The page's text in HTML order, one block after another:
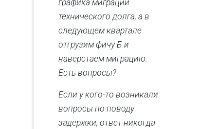
графика миграции
технического долга, а в
следующем квартале
отгрузим фичу Б и
наверстаем миграцию.
Есть вопросы?
Если у кого-то возникали
вопросы по поводу
задержки, ответ никогда